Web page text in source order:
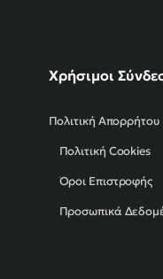
Χρήσιμοι
Πολιτική Απορρήτου
Πολιτική Cookies
Όροι Επιστροφής
Προσωπικά